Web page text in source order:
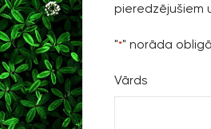
pieredzējušiem
"*" norāda
Vārds